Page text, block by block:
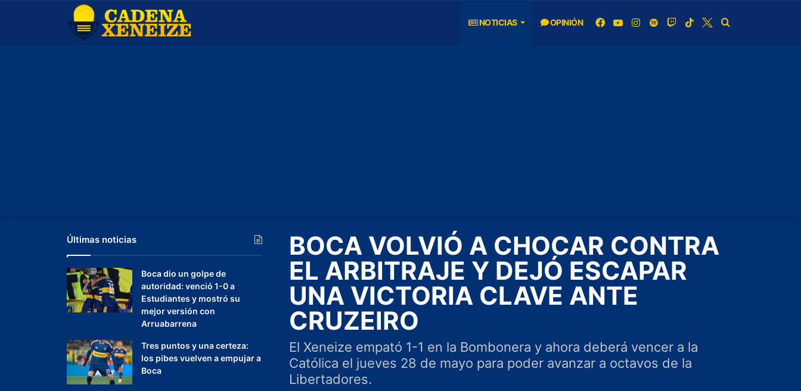
NOTICIAS OPINIÓN
BOCA VOLVIÓ A CHOCAR CONTRA
EL ARBITRAJE Y DEJÓ ESCAPAR
UNA VICTORIA CLAVE ANTE
CRUZEIRO
El Xeneize empató 1-1 en la Bombonera y ahora deberá vencer a la
Católica el jueves 28 de mayo para poder avanzar a octavos de la
Libertadores.
Últimas noticias
Boca dio un golpe de
autoridad: venció 1-0 a
Estudiantes y mostró su
mejor versión con
Arruabarrena
Tres puntos y una certeza:
los pibes vuelven a empujar a
Boca